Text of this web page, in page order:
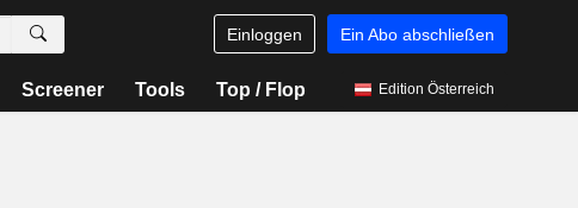
Einloggen Ein Abo abschließen
Screener Tools Top / Flop Edition Österreich